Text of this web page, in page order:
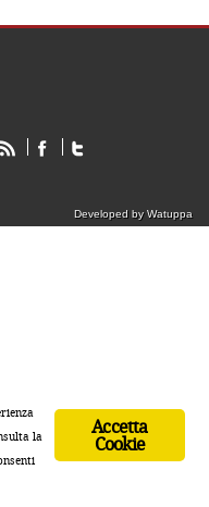
Developed by Watuppa
Accetta
Cookie
la